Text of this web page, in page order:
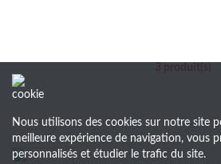
Nous utilisons des cookies sur notre site
meilleure expérience de navigation, vous
personnalisés et étudier le trafic du site.